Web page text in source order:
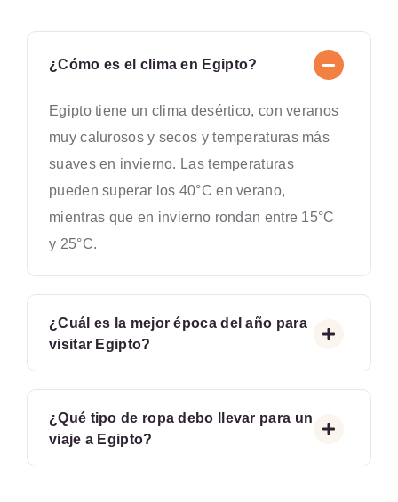
¿Cómo es el clima en Egipto?
Egipto tiene un clima desértico, con veranos
muy calurosos y secos y temperaturas más
suaves en invierno. Las temperaturas
pueden superar los 40°C en verano,
mientras que en invierno rondan entre 15°C
y 25°C.
¿Cuál es la mejor época del año para
visitar Egipto?
¿Qué tipo de ropa debo llevar para un
viaje a Egipto?